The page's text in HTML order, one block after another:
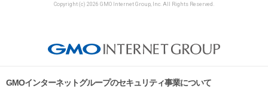
Copyright (c) 2026 GMO Internet Group, Inc. All Rights Reserved.
GMOインターネットグループのセキュリティ事業について